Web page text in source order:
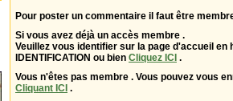
Pour poster un commentaire il faut être
Si vous avez déjà un accès membre .
Veuillez vous identifier sur la page d'accueil en
IDENTIFICATION ou bien Cliquez ICI .
Vous n'êtes pas membre . Vous pouvez vous
Cliquant ICI .